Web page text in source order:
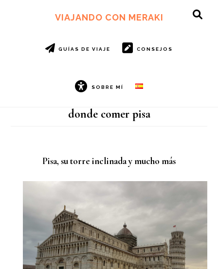
VIAJANDO CON MERAKI
GUÍAS DE VIAJE CONSEJOS
SOBRE MÍ
donde comer pisa
Pisa, su torre inclinada y mucho más